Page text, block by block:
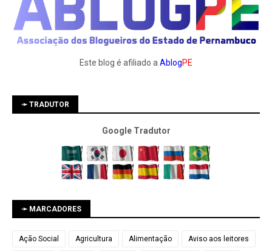
Este blog é afiliado aAblogPE
➛ TRADUTOR
Google Tradutor
➛ MARCADORES
Ação Social Agricultura Alimentação Aviso aos leitores